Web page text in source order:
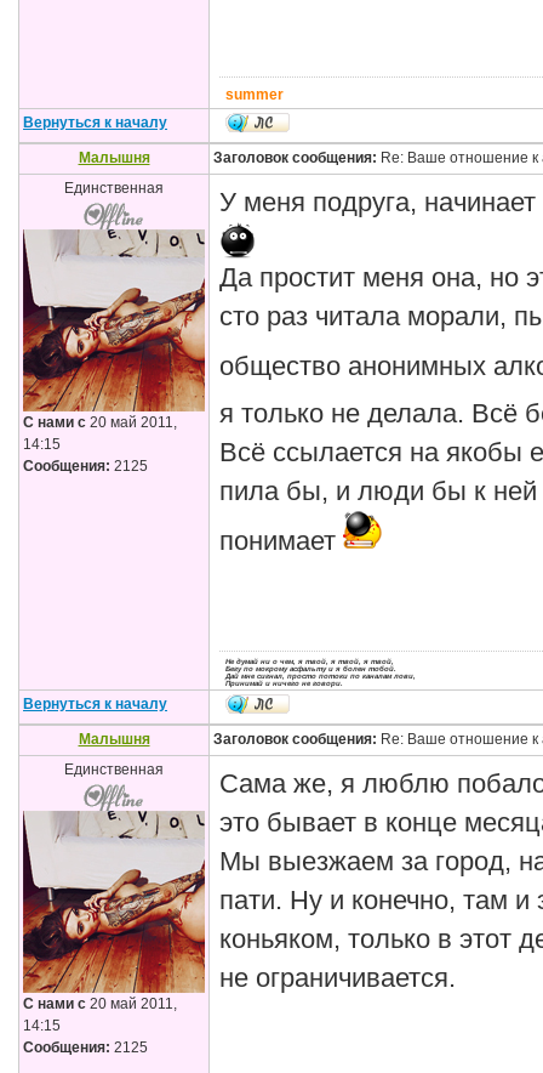
summer
Вернуться к началу
Малышня Заголовок сообщения: Re: Ваше отношение к
Единственная
С нами с 20 май 2011,
14:15
Сообщения: 2125
У меня подруга,
Да простит меня она, но
сто раз читала морали,
общество анонимных
я только не делала. Всё
Всё ссылается на якобы
пила бы, и люди бы к ней
понимает
Не думай ни о чем, я твой, я твой, я твой,
Бегу по мокрому асфальту и я болен тобой.
Дай мне сигнал, просто потоки по каналам лови,
Принимай и ничего не говори.
Вернуться к началу
Малышня Заголовок сообщения: Re: Ваше отношение к
Единственная
С нами с 20 май 2011,
14:15
Сообщения: 2125
Сама же, я люблю
это бывает в конце
Мы выезжаем за город,
пати. Ну и конечно, там и
коньяком, только в этот
не ограничивается.